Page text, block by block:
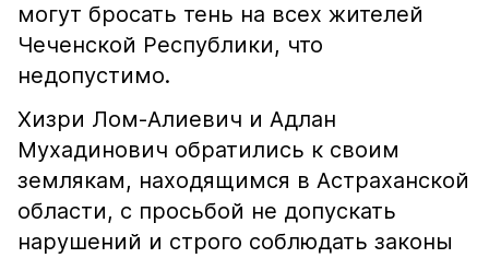
могут бросать тень на всех жителей
Чеченской Республики, что
недопустимо.
Хизри Лом-Алиевич и Адлан
Мухадинович обратились к своим
землякам, находящимся в Астраханской
области, с просьбой не допускать
нарушений и строго соблюдать законы